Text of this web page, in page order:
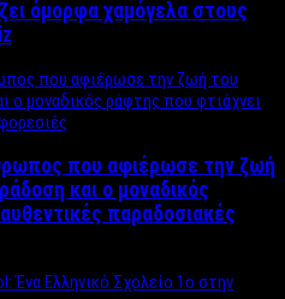
όμορφα χαμόγελα στους
που αφιέρωσε την ζωή
και ο μοναδικός
παραδοσιακές